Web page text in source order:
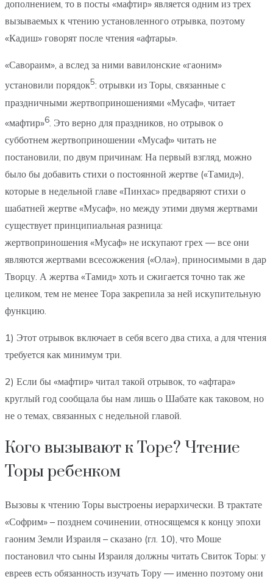
дополнением, то в посты «мафтир» является одним из трех
вызываемых к чтению установленного отрывка, поэтому
«Кадиш» говорят после чтения «афтары».
«Савораим», а вслед за ними вавилонские «гаоним»
установили порядок5: отрывки из Торы, связанные с
праздничными жертвоприношениями «Мусаф», читает
«мафтир»6 . Это верно для праздников, но отрывок о
субботнем жертвоприношении «Мусаф» читать не
постановили, по двум причинам: На первый взгляд, можно
было бы добавить стихи о постоянной жертве («Тамид»),
которые в недельной главе «Пинхас» предваряют стихи о
шабатней жертве «Мусаф», но между этими двумя жертвами
существует принципиальная разница:
жертвоприношения «Мусаф» не искупают грех — все они
являются жертвами всесожжения («Ола»), приносимыми в дар
Творцу. А жертва «Тамид» хоть и сжигается точно так же
целиком, тем не менее Тора закрепила за ней искупительную
функцию.
1) Этот отрывок включает в себя всего два стиха, а для чтения
требуется как минимум три.
2) Если бы «мафтир» читал такой отрывок, то «афтара»
круглый год сообщала бы нам лишь о Шабате как таковом, но
не о темах, связанных с недельной главой.
Кого вызывают к Торе? Чтение
Торы ребенком
Вызовы к чтению Торы выстроены иерархически. В трактате
«Софрим» – позднем сочинении, относящемся к концу эпохи
гаоним Земли Израиля – сказано (гл. 10), что Моше
постановил что сыны Израиля должны читать Свиток Торы: у
евреев есть обязанность изучать Тору — именно поэтому они